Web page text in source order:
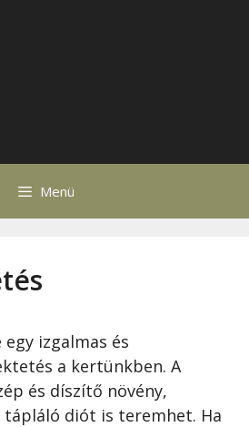
Menü
izgalmas és
a kertünkben. A
és díszítő növény,
tápláló diót is teremhet. Ha